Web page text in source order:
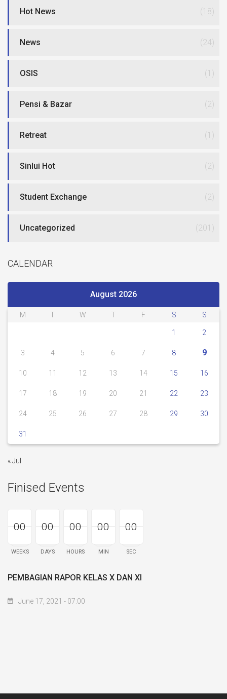
Hot News (18)
News (24)
OSIS (1)
Pensi & Bazar (2)
Retreat (1)
Sinlui Hot (2)
Student Exchange (2)
Uncategorized (201)
CALENDAR
August 2026
M T W T F S S
1 2
3 4 5 6 7 8 9
10 11 12 13 14 15 16
17 18 19 20 21 22 23
24 25 26 27 28 29 30
31
« Jul
Finised Events
00
00
00
WEEKS
00
00
00
DAYS
00
00
00
HOURS
00
00
00
MIN
00
00
00
SEC
PEMBAGIAN RAPOR KELAS X DAN XI
June 17, 2021 - 07:00